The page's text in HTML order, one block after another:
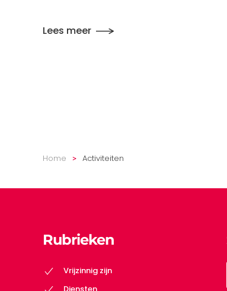
Lees meer
Home Activiteiten
Rubrieken
Vrijzinnig zijn